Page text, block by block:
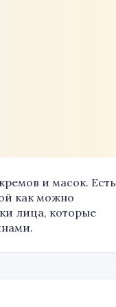
и масок. Есть
как можно
лица, которые